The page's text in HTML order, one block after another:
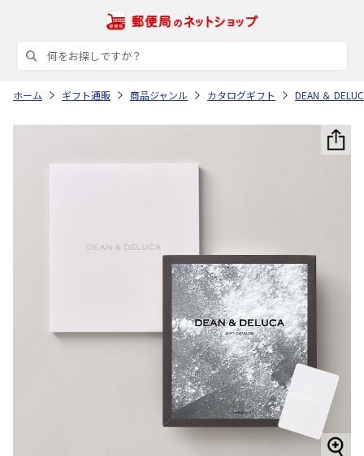
ホーム ギフト通販 商品ジャンル カタログギフト DEAN ＆